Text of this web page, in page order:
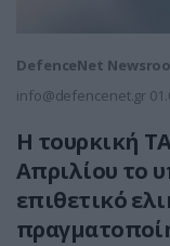
DefenceNet
info@defencenet.gr
Η τουρκική
Απριλίου το
επιθετικό